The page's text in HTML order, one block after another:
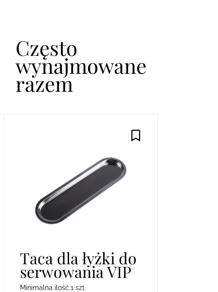
Często
wynajmowane
razem
Taca dla łyżki do
serwowania VIP
Minimalna ilość:1 szt.